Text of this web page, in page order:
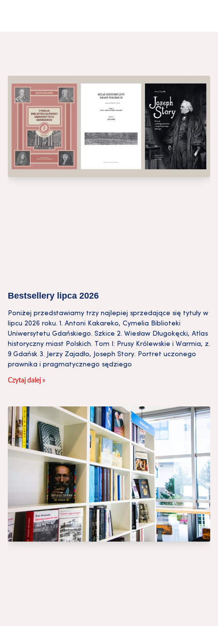
Bestsellery lipca 2026
Poniżej przedstawiamy trzy najlepiej sprzedające się tytuły w
lipcu 2026 roku. 1. Antoni Kakareko, Cymelia Biblioteki
Uniwersytetu Gdańskiego. Szkice 2. Wiesław Długokęcki, Atlas
historyczny miast Polskich. Tom I: Prusy Królewskie i Warmia, z.
9 Gdańsk 3. Jerzy Zajadło, Joseph Story. Portret uczonego
prawnika i pragmatycznego sędziego
Czytaj dalej »